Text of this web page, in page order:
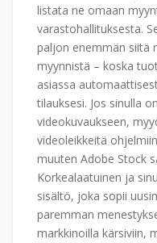
listata ne omaan
varastohallituksesta.
paljon enemmän siitä
myynnistä – koska
asiassa
tilauksesi. Jos sinulla
videokuvaukseen,
videoleikkeitä
muuten Adobe Stock
Korkealaatuinen ja
sisältö, joka sopii
paremman
markkinoilla kärsiviin,